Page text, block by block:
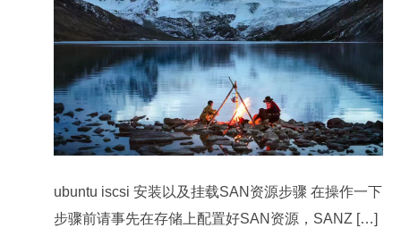
ubuntu iscsi 安装以及挂载SAN资源步骤 在操作一下
步骤前请事先在存储上配置好SAN资源，SANZ […]